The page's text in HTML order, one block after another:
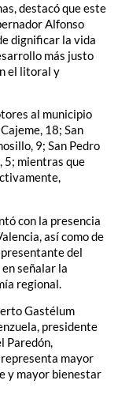
destacó que este
Alfonso
dignificar la vida
más justo
el litoral y
al municipio
18; San
9; San Pedro
5; mientras que
con la presencia
así como de
del
señalar la
regional.
Gastélum
presidente
Paredón,
mayor
y mayor bienestar